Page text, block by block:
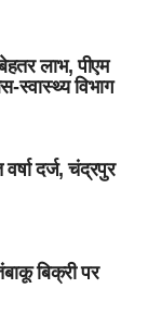
लाभ, पीएम
स्वास्थ्य विभाग
दर्ज, चंद्रपुर
बिक्री पर